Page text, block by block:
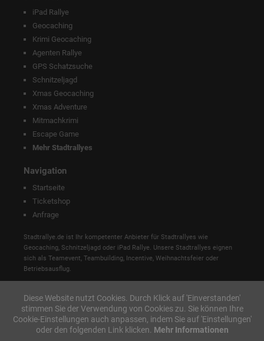
iPad Rallye
Geocaching
Krimi Geocaching
Agenten Rallye
GPS Schatzsuche
Schnitzeljagd
Xmas Geocaching
Xmas Adventure
Mitmachkrimi
Escape Game
Mehr Stadtrallyes
Navigation
Startseite
Ticketshop
Anfrage
Stadtrallye.de ist Ihr kompetenter Anbieter für Stadtrallyes wie
Geocaching, Schnitzeljagd oder iPad Rallye. Unsere Stadtrallyes eignen
sich als Teamevent, Teambuilding, Incentive, Weihnachtsfeier oder
Betriebsausflug.
Diese Website nutzt Cookies. Durch Klick auf 'Einverstanden'
stimmen Sie der Verwendung von Cookies zu. Sie können Ihre
Cookie-Einstellungen auch anpassen, indem Sie auf 'Einstellungen'
oder den folgenden Link klicken. Mehr Informationen